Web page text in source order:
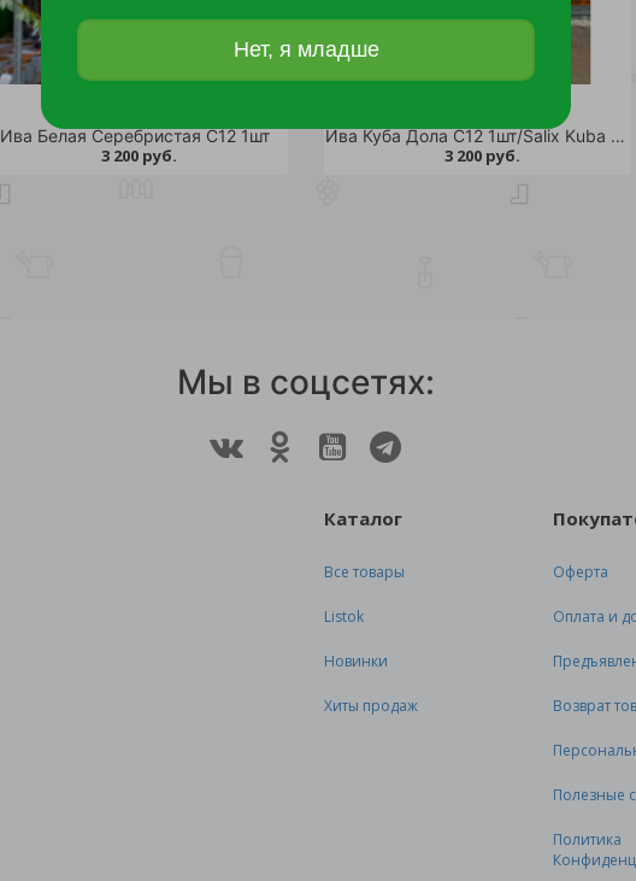
Нет, я младше
Ива Белая Серебристая С12 1шт
3 200 руб.
Ива Куба Дола С12 1шт/Salix Kuba Dola
3 200 руб.
Мы в соцсетях:
Каталог
Все товары
Listok
Новинки
Хиты продаж
Оферта
Оплата и
Возврат
Полезные
Политика